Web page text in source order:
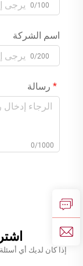
0/100
اسم الشركة
0/200
رسالة
0/1000
إذا كان لديك أي